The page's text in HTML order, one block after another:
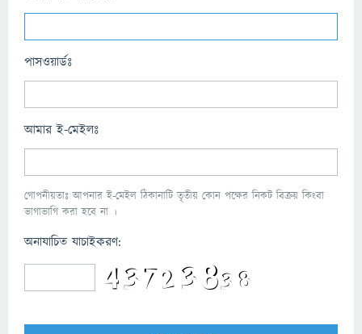
পাসওয়ার্ডঃ
আমার ই-মেইলঃ
গোপনীয়তাঃ আপনার ই-মেইল ঠিকানাটি তৃতীয় কোন পক্ষের নিকট বিক্রয় কিংবা
ভাগাভাগি করা হবে না ।
অনাযাচিত যাচাইকরণ: